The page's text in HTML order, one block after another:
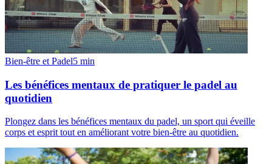
Bien-être et Padel5 min
Les bénéfices mentaux de pratiquer le padel au
quotidien
Plongez dans les bénéfices mentaux du padel, un sport qui éveille
corps et esprit tout en améliorant votre bien-être au quotidien.